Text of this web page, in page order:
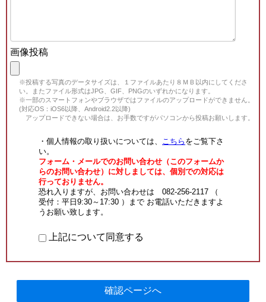
画像投稿
※投稿する写真のデータサイズは、１ファイルあたり８ＭＢ以内にしてくださ
い。またファイル形式はJPG、GIF、PNGのいずれかになります。
※一部のスマートフォンやブラウザではファイルのアップロードができません。
(対応OS：iOS6以降、Android2.2以降)
アップロードできない場合は、お手数ですがパソコンから投稿お願いします。
・個人情報の取り扱いについては、 こちら をご覧下さ
い。
フォーム・メールでのお問い合わせ（このフォームか
らのお問い合わせ）に対しましては、個別での対応は
行っておりません。
恐れ入りますが、お問い合わせは 082-256-2117 （
受付：平日9:30～17:30 ）まで お電話いただきますよ
うお願い致します。
上記について同意する
確認ページへ